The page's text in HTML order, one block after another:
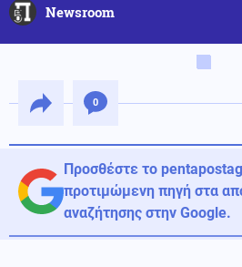
Newsroom
0
Προσθέστε το
προτιμώμενη πηγή στα
αναζήτησης στην Google.